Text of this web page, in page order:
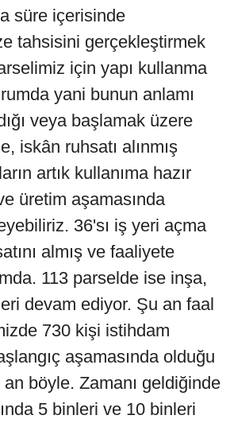
süre içerisinde
tahsisini gerçekleştirmek
için yapı kullanma
yani bunun anlamı
veya başlamak üzere
iskân ruhsatı alınmış
artık kullanıma hazır
üretim aşamasında
36'sı iş yeri açma
almış ve faaliyete
113 parselde ise inşa,
devam ediyor. Şu an faal
730 kişi istihdam
aşamasında olduğu
an böyle. Zamanı geldiğinde
5 binleri ve 10 binleri